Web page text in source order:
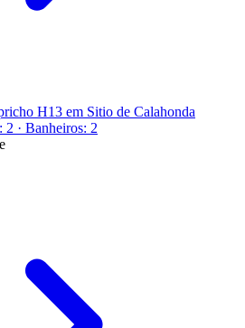
H13 em Sitio de Calahonda
2 · Banheiros: 2